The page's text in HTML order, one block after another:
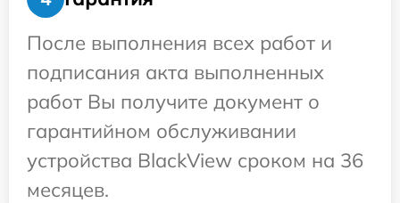
После выполнения всех работ и
подписания акта выполненных
работ Вы получите документ о
гарантийном обслуживании
устройства BlackView сроком на 36
месяцев.